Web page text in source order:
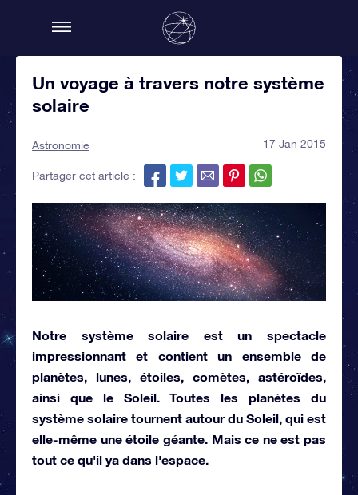
Un voyage à travers notre système
solaire
Astronomie 17 Jan 2015
Partager cet article :
Notre système solaire est un spectacle
impressionnant et contient un ensemble de
planètes, lunes, étoiles, comètes, astéroïdes,
ainsi que le Soleil. Toutes les planètes du
système solaire tournent autour du Soleil, qui est
elle-même une étoile géante. Mais ce ne est pas
tout ce qu'il ya dans l'espace.